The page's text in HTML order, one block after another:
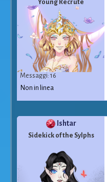
Young Recrute
Messaggi: 16
Non in linea
Ishtar
Sidekick of the Sylphs